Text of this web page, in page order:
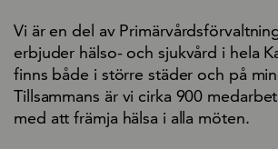
Vi är en del av
erbjuder hälso- och sjukvård i hela
finns både i större städer och på
Tillsammans är vi cirka 900
med att främja hälsa i alla möten.